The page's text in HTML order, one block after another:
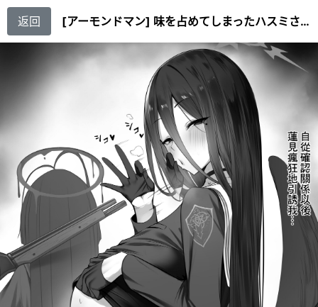
返回 [アーモンドマン] 味を占めてしまったハスミさん (ブルーアーカイブ) [中国翻訳]